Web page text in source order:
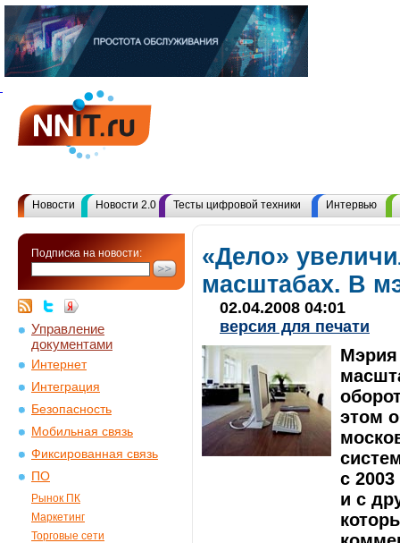
Новости Новости 2.0 Тесты цифровой техники Интервью
Подписка на новости:
Управление
документами
Интернет
Интеграция
Безопасность
Мобильная связь
Фиксированная связь
ПО
Рынок ПК
Маркетинг
Торговые сети
«Дело»
масштабах. В
02.04.2008 04:01
версия для печати
Мэрия
этом
с
и с